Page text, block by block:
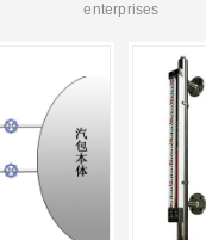
enterprises